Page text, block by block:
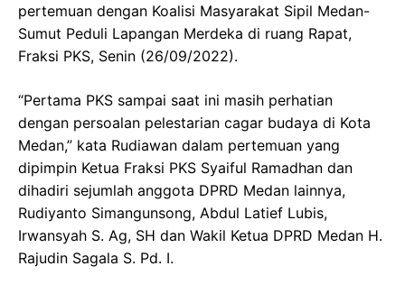
pertemuan dengan Koalisi Masyarakat Sipil Medan-
Sumut Peduli Lapangan Merdeka di ruang Rapat,
Fraksi PKS, Senin (26/09/2022).
“Pertama PKS sampai saat ini masih perhatian
dengan persoalan pelestarian cagar budaya di Kota
Medan,” kata Rudiawan dalam pertemuan yang
dipimpin Ketua Fraksi PKS Syaiful Ramadhan dan
dihadiri sejumlah anggota DPRD Medan lainnya,
Rudiyanto Simangunsong, Abdul Latief Lubis,
Irwansyah S. Ag, SH dan Wakil Ketua DPRD Medan H.
Rajudin Sagala S. Pd. I.